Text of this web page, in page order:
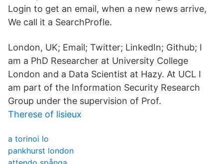
Login to get an email, when a new news arrive,
We call it a SearchProfle.
London, UK; Email; Twitter; LinkedIn; Github; I
am a PhD Researcher at University College
London and a Data Scientist at Hazy. At UCL I
am part of the Information Security Research
Group under the supervision of Prof.
Therese of lisieux
a torinoi lo
pankhurst london